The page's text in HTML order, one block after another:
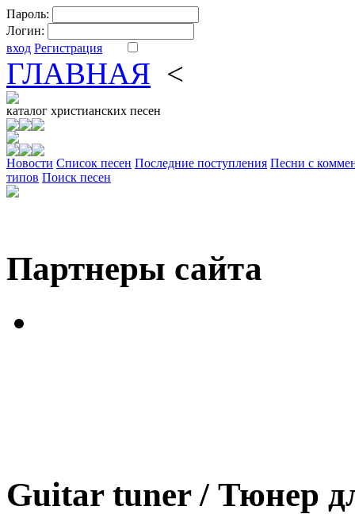
Пароль:
Логин:
вход Регистрация
ГЛАВНАЯ <
каталог христианских песен
Новости Cписок песен Последние поступления Песни с
типов Поиск песен
Партнеры сайта
Guitar tuner / Тюнер